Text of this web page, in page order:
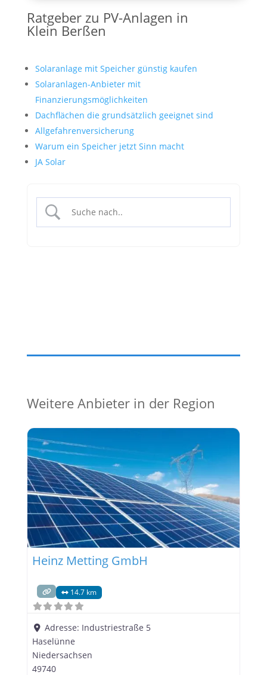
Ratgeber zu PV-Anlagen in
Klein Berßen
Solaranlage mit Speicher günstig kaufen
Solaranlagen-Anbieter mit
Finanzierungsmöglichkeiten
Dachflächen die grundsätzlich geeignet sind
Allgefahrenversicherung
Warum ein Speicher jetzt Sinn macht
JA Solar
Weitere Anbieter in der Region
Heinz Metting GmbH
14.7 km
Adresse: Industriestraße 5
Haselünne
Niedersachsen
49740